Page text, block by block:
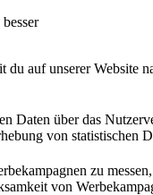
du auf unserer Website
Daten über das
von statistischen
zu
von